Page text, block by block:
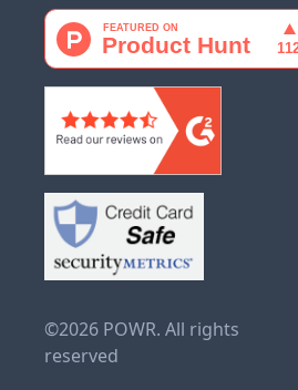
©2026 POWR. All rights
reserved